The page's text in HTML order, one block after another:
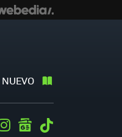
NUEVO
Instagramgooglenews